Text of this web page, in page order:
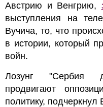
Австрию и Венгрию,
выступления на
Вучича, то, что
в истории, который
войн.
Лозунг "Сербия
продвигают
политику, подчеркнул